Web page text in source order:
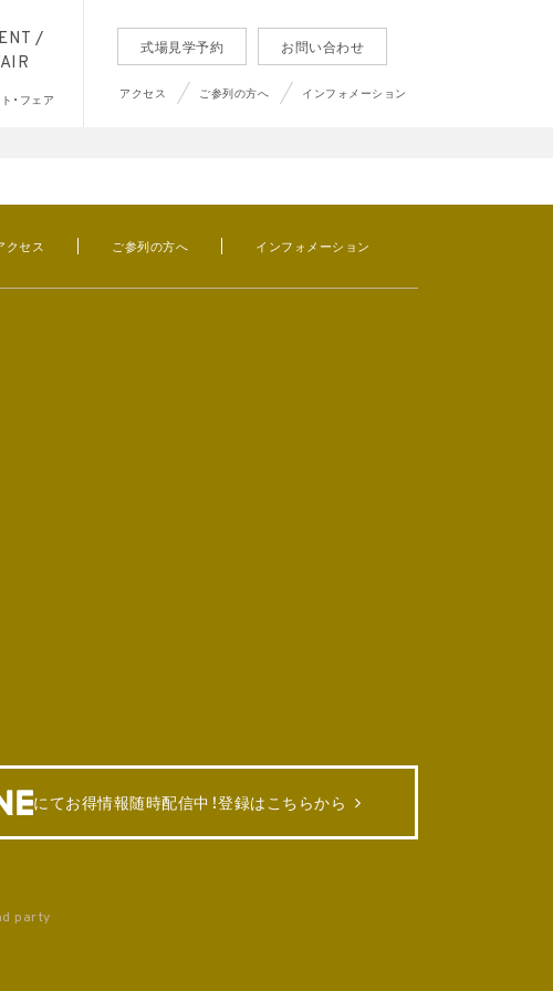
/
・フェア
式場見学予約 お問い合わせ
アクセス ご参列の方へ インフォメーション
クセス ご参列の方へ インフォメーション
にてお得情報随時配信中！登録はこちらから
party